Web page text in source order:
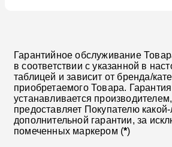
Гарантийное обслуживание
в соответствии с указанной в
таблицей и зависит от бренда/
приобретаемого Товара.
устанавливается
предоставляет Покупателю
дополнительной гарантии, за
помеченных маркером (*)